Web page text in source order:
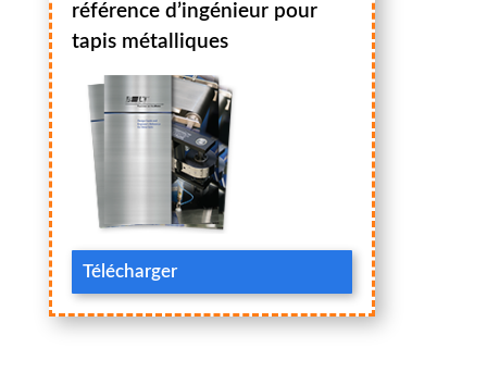
référence d’ingénieur pour
tapis métalliques
Télécharger